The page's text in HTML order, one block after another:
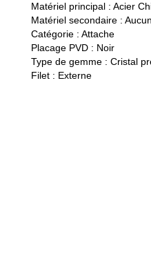
Matériel principal : Acier
Matériel secondaire : Aucun
Catégorie : Attache
Placage PVD : Noir
Type de gemme : Cristal
Filet : Externe